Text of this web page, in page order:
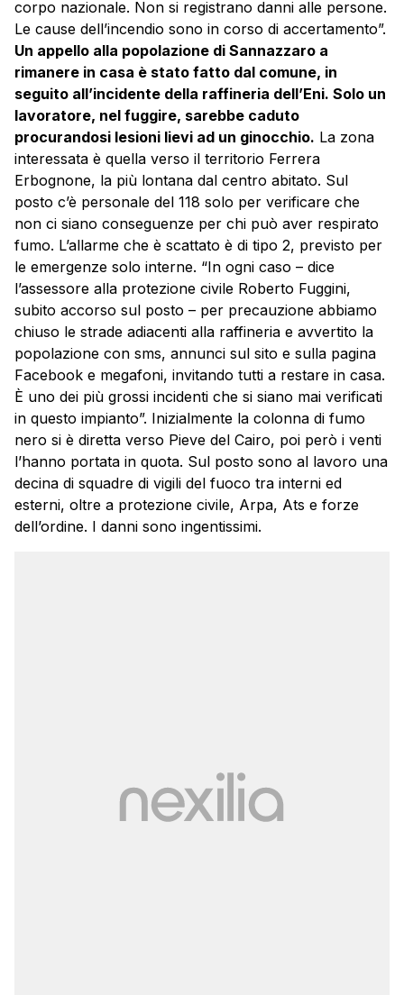
corpo nazionale. Non si registrano danni alle persone.
Le cause dell’incendio sono in corso di accertamento”.
Un appello alla popolazione di Sannazzaro a
rimanere in casa è stato fatto dal comune, in
seguito all’incidente della raffineria dell’Eni. Solo un
lavoratore, nel fuggire, sarebbe caduto
procurandosi lesioni lievi ad un ginocchio. La zona
interessata è quella verso il territorio Ferrera
Erbognone, la più lontana dal centro abitato. Sul
posto c’è personale del 118 solo per verificare che
non ci siano conseguenze per chi può aver respirato
fumo. L’allarme che è scattato è di tipo 2, previsto per
le emergenze solo interne. “In ogni caso – dice
l’assessore alla protezione civile Roberto Fuggini,
subito accorso sul posto – per precauzione abbiamo
chiuso le strade adiacenti alla raffineria e avvertito la
popolazione con sms, annunci sul sito e sulla pagina
Facebook e megafoni, invitando tutti a restare in casa.
È uno dei più grossi incidenti che si siano mai verificati
in questo impianto”. Inizialmente la colonna di fumo
nero si è diretta verso Pieve del Cairo, poi però i venti
l’hanno portata in quota. Sul posto sono al lavoro una
decina di squadre di vigili del fuoco tra interni ed
esterni, oltre a protezione civile, Arpa, Ats e forze
dell’ordine. I danni sono ingentissimi.